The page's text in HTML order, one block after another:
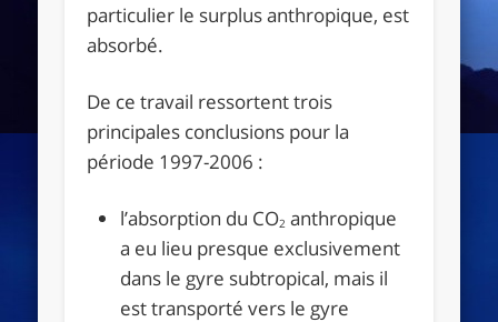
particulier le surplus anthropique, est
absorbé.
De ce travail ressortent trois
principales conclusions pour la
période 1997-2006 :
l’absorption du CO2 anthropique
a eu lieu presque exclusivement
dans le gyre subtropical, mais il
est transporté vers le gyre